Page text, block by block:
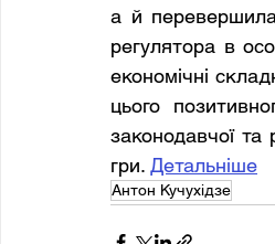
а й
регулятора в
економічні
цього
законодавчої та
гри. Детальніше
Антон Кучухідзе